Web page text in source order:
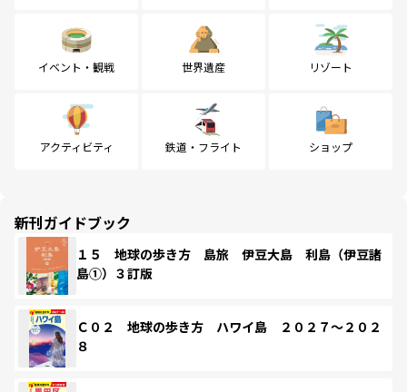
イベント・観戦 世界遺産 リゾート
アクティビティ 鉄道・フライト ショップ
新刊ガイドブック
１５ 地球の歩き方 島旅 伊豆大島 利島（伊豆諸
島①）３訂版
Ｃ０２ 地球の歩き方 ハワイ島 ２０２７～２０２
８